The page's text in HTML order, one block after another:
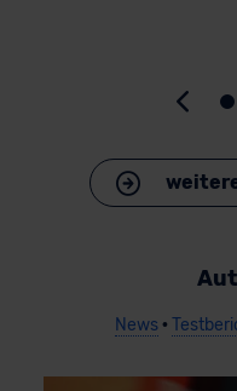
News•